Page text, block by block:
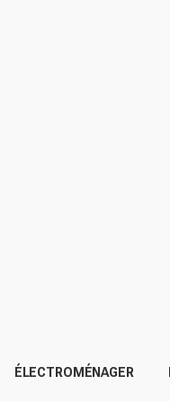
ÉLECTROMÉNAGER